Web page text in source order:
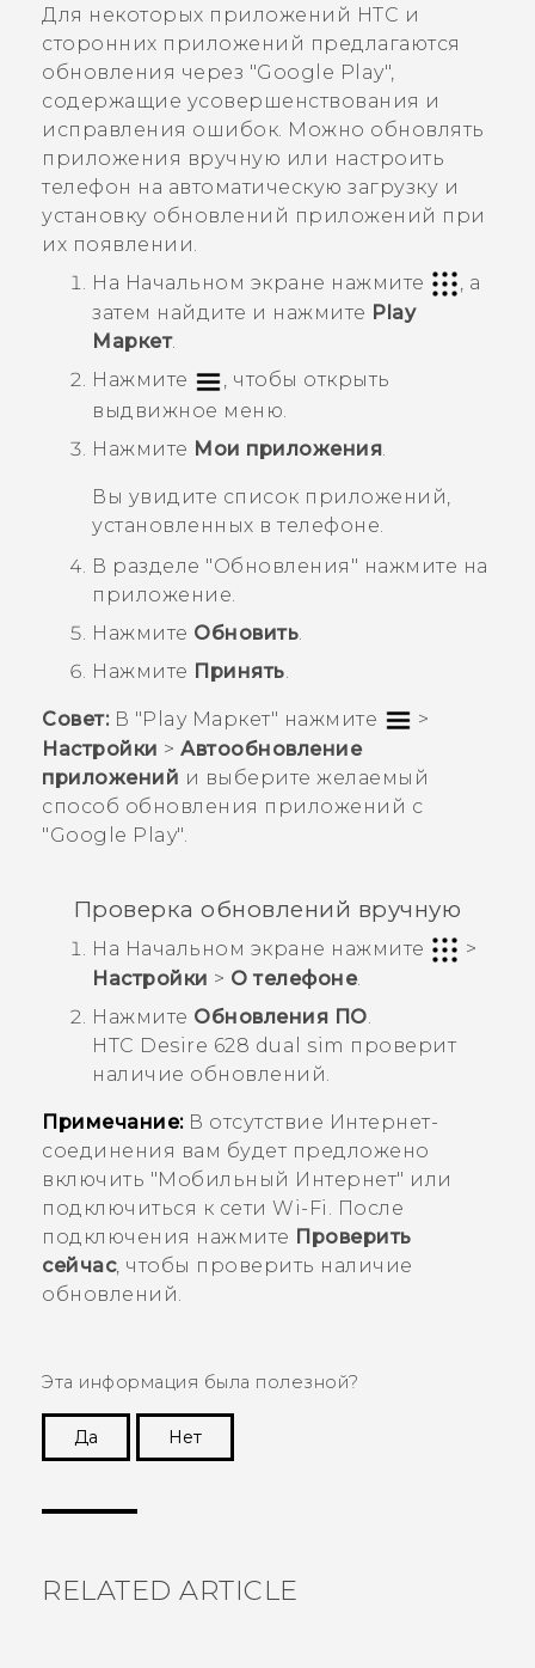
Для некоторых приложений HTC и
сторонних приложений предлагаются
обновления через "‍Google Play"‍,
содержащие усовершенствования и
исправления ошибок. Можно обновлять
приложения вручную или настроить
телефон на автоматическую загрузку и
установку обновлений приложений при
их появлении.
На Начальном экране нажмите
, а
затем найдите и нажмите Play
Маркет.
Нажмите
, чтобы открыть
выдвижное меню.
Нажмите Мои приложения
Вы увидите список приложений,
установленных в телефоне.
В разделе "‍Обновления "‍ нажмите на
приложение.
Нажмите Обновить
Нажмите Принять
Совет:В "‍Play Маркет"‍ нажмите
>
Настройки > Автообновление
приложений и выберите желаемый
способ обновления приложений с
"‍Google Play"‍.
Проверка обновлений вручную
На Начальном экране нажмите
>
Настройки > О телефоне.
Нажмите Обновления ПО
HTC Desire 628 dual sim проверит
наличие обновлений.
Примечание:В отсутствие Интернет-
соединения вам будет предложено
включить "‍Мобильный Интернет"‍ или
подключиться к сети Wi-Fi
. После
подключения нажмите Проверить
сейчас, чтобы проверить наличие
обновлений.
Эта информация была полезной?
Да
Нет
RELATED ARTICLE